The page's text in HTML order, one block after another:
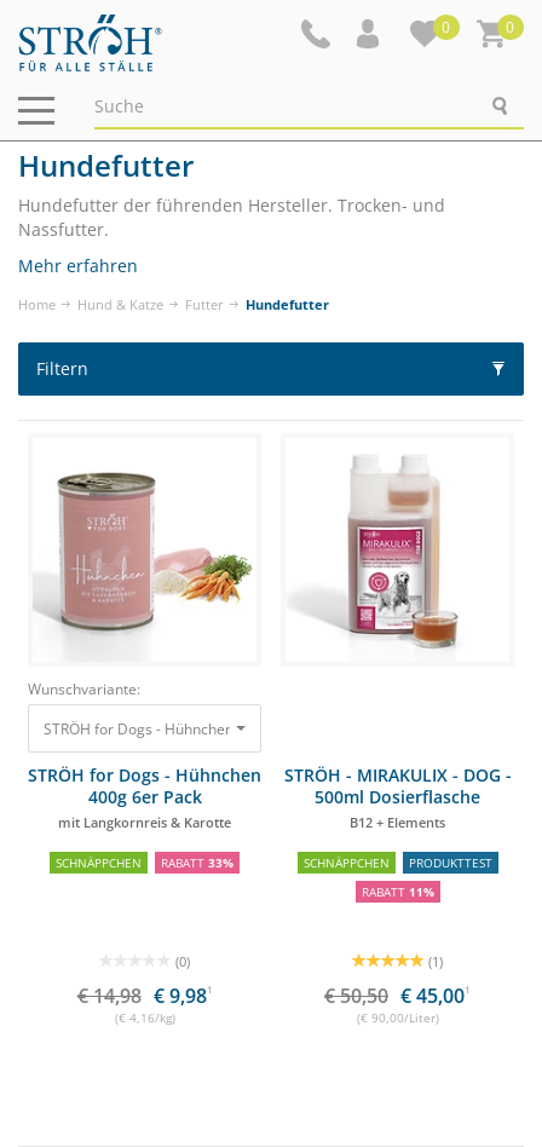
0 0
Navigation
ein-/ausblenden
Hundefutter
Hundefutter der führenden Hersteller. Trocken- und
Nassfutter.
Mehr erfahren
Home Hund & Katze Futter Hundefutter
Filtern
Wunschvariante:
STRÖH for Dogs - Hühnchen 400g 6er Pack mit Langkornreis & Karotte
STRÖH for Dogs - Hühnchen
400g 6er Pack
mit Langkornreis & Karotte
SCHNÄPPCHEN RABATT 33%
(0)
€ 14,98 € 9,981
(€ 4,16/kg)
STRÖH - MIRAKULIX - DOG -
500ml Dosierflasche
B12 + Elements
SCHNÄPPCHEN
PRODUKTTEST
RABATT 11%
(1)
€ 50,50 € 45,001
(€ 90,00/Liter)